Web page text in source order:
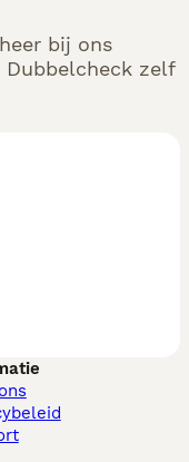
bij ons
zelf